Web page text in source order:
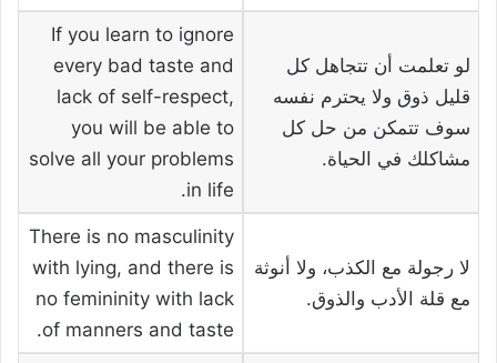
لو تعلمت أن تتجاهل كل
قليل ذوق ولا يحترم نفسه
سوف تتمكن من حل كل
مشاكلك في الحياة.
If you learn to ignore
every bad taste and
lack of self-respect,
you will be able to
solve all your problems
in life.
لا رجولة مع الكذب، ولا أنوثة
مع قلة الأدب والذوق.
There is no masculinity
with lying, and there is
no femininity with lack
of manners and taste.